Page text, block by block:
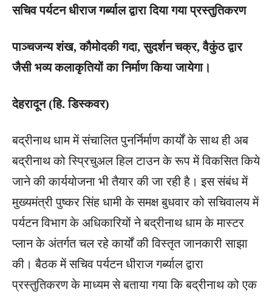
सचिव पर्यटन धीराज गर्ब्याल द्वारा दिया गया प्रस्तुतिकरण
पाञ्चजन्य शंख, कौमोदकी गदा, सुदर्शन चक्र, वैकुंठ द्वार
जैसी भव्य कलाकृतियों का निर्माण किया जायेगा।
देहरादून (हि. डिस्कवर)
बद्रीनाथ धाम में संचालित पुनर्निर्माण कार्यों के साथ ही अब
बद्रीनाथ को स्प्रिचुअल हिल टाउन के रूप में विकसित किये
जाने की कार्ययोजना भी तैयार की जा रही है। इस संबंध में
मुख्यमंत्री पुष्कर सिंह धामी के समक्ष बुधवार को सचिवालय में
पर्यटन विभाग के अधिकारियों ने बद्रीनाथ धाम के मास्टर
प्लान के अंतर्गत चल रहे कार्यों की विस्तृत जानकारी साझा
की। बैठक में सचिव पर्यटन धीराज गर्ब्याल द्वारा
प्रस्तुतिकरण के माध्यम से बताया गया कि बद्रीनाथ को एक